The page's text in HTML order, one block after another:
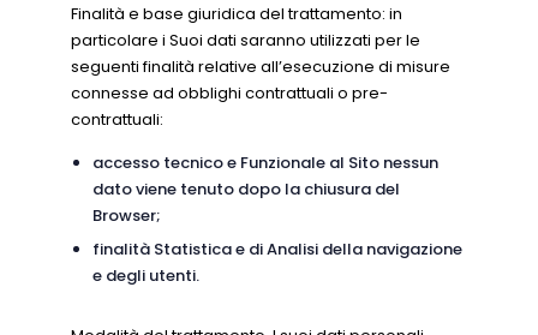
Finalità e base giuridica del trattamento: in
particolare i Suoi dati saranno utilizzati per le
seguenti finalità relative all’esecuzione di misure
connesse ad obblighi contrattuali o pre-
contrattuali:
accesso tecnico e Funzionale al Sito nessun
dato viene tenuto dopo la chiusura del
Browser;
finalità Statistica e di Analisi della navigazione
e degli utenti.